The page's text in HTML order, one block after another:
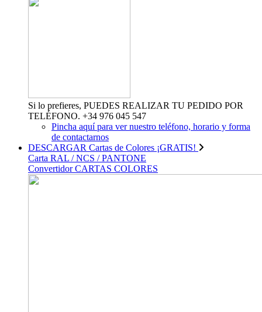
Si lo prefieres, PUEDES REALIZAR TU PEDIDO POR
TELÉFONO. +34 976 045 547
Pincha aquí para ver nuestro teléfono, horario y forma
de contactarnos
DESCARGAR Cartas de Colores ¡GRATIS!
Carta RAL / NCS / PANTONE
Convertidor CARTAS COLORES